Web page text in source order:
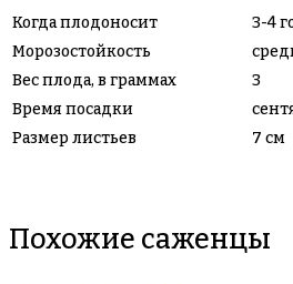
Когда плодоносит
3-4
Морозостойкость
Вес плода, в граммах
3
Время посадки
Размер листьев
7 см
Похожие саженцы